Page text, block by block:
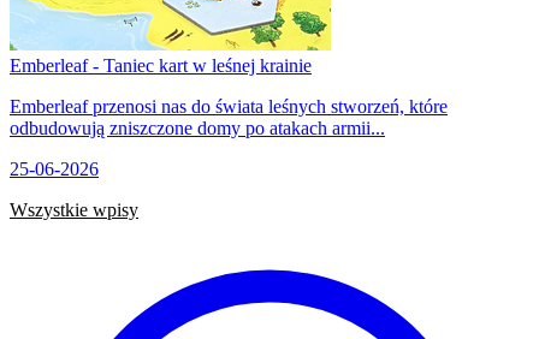
Emberleaf - Taniec kart w leśnej krainie
Emberleaf przenosi nas do świata leśnych stworzeń, które
odbudowują zniszczone domy po atakach armii...
25-06-2026
Wszystkie wpisy